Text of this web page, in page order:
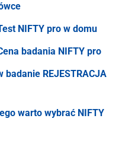
NIFTY pro w domu
badania NIFTY pro
badanie REJESTRACJA
warto wybrać NIFTY